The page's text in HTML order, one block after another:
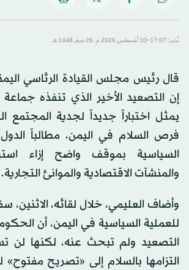
نُشر: 17:07-10 أغسطس 2026 م ـ 26 صفَر 1448 هـ
قال رئيس مجلس القيادة الرئاسي
إن التصعيد الأخير الذي تنفذه جماعة
يمثل اختباراً جديداً لجدية المجتمع
فرص السلام في اليمن، مطالباً الدول
السياسية بموقف واضح إزاء
والمنشآت الاقتصادية والموانئ التجارية.
وأضاف العليمي، خلال لقائه، الاثنين،
للعملية السياسية في اليمن، أن
التصعيد ولم تبحث عنه، لكنها لن
التزامها بالسلام إلى «تصريح مفتوح»